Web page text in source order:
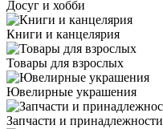
Досуг и хобби
Книги и канцелярия
Товары для взрослых
Ювелирные украшения
Запчасти и принадлежности